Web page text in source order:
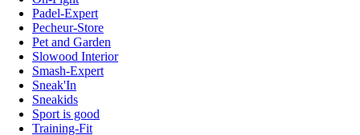
Padel-Expert
Pecheur-Store
Pet and Garden
Slowood Interior
Smash-Expert
Sneak'In
Sneakids
Sport is good
Training-Fit